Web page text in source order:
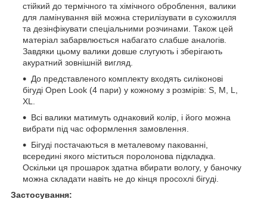
стійкий до термічного та хімічного оброблення, валики
для ламінування вій можна стерилізувати в сухожилля
та дезінфікувати спеціальними розчинами. Також цей
матеріал забарвлюється набагато слабше аналогів.
Завдяки цьому валики довше слугують і зберігають
акуратний зовнішній вигляд.
До представленого комплекту входять силіконові
бігуді Open Look (4 пари) у кожному з розмірів: S, M, L,
XL.
Всі валики матимуть однаковий колір, і його можна
вибрати під час оформлення замовлення.
Бігуді постачаються в металевому пакованні,
всередині якого міститься поролонова підкладка.
Оскільки ця прошарок здатна вбирати вологу, у баночку
можна складати навіть не до кінця просохлі бігуді.
Застосування: